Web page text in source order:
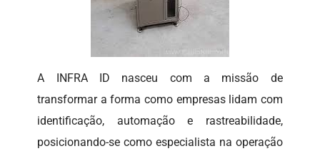
A INFRA ID nasceu com a missão de
transformar a forma como empresas lidam com
identificação, automação e rastreabilidade,
posicionando-se como especialista na operação